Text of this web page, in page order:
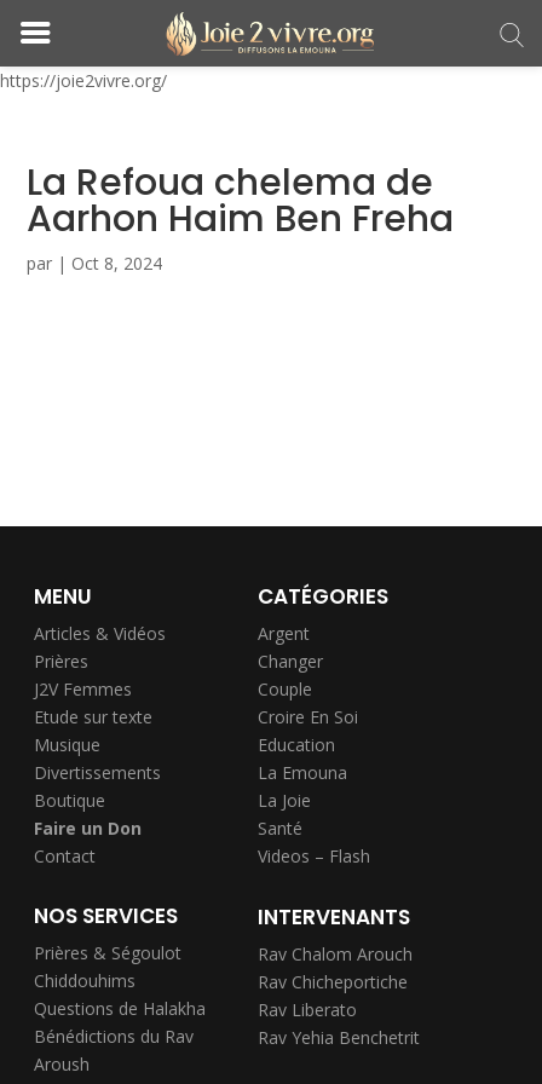
https://joie2vivre.org/
La Refoua chelema de
Aarhon Haim Ben Freha
par | Oct 8, 2024
MENU
Articles & Vidéos
Prières
J2V Femmes
Etude sur texte
Musique
Divertissements
Boutique
Faire un Don
Contact
CATÉGORIES
Argent
Changer
Couple
Croire En Soi
Education
La Emouna
La Joie
Santé
Videos – Flash
NOS SERVICES
Prières & Ségoulot
Chiddouhims
Questions de Halakha
Bénédictions du Rav
Aroush
INTERVENANTS
Rav Chalom Arouch
Rav Chicheportiche
Rav Liberato
Rav Yehia Benchetrit